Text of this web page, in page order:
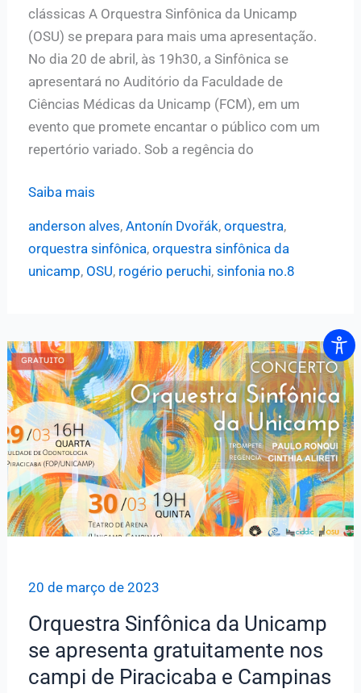
clássicas A Orquestra Sinfônica da Unicamp
(OSU) se prepara para mais uma apresentação.
No dia 20 de abril, às 19h30, a Sinfônica se
apresentará no Auditório da Faculdade de
Ciências Médicas da Unicamp (FCM), em um
evento que promete encantar o público com um
repertório variado. Sob a regência do
Sinfônica
apresenta
concerto
do
maestro
Anderson
Alves
Saiba mais
anderson alves, Antonín Dvořák, orquestra,
orquestra sinfônica, orquestra sinfônica da
unicamp, OSU, rogério peruchi, sinfonia no.8
20 de março de 2023
Orquestra Sinfônica da Unicamp
se apresenta gratuitamente nos
campi de Piracicaba e Campinas